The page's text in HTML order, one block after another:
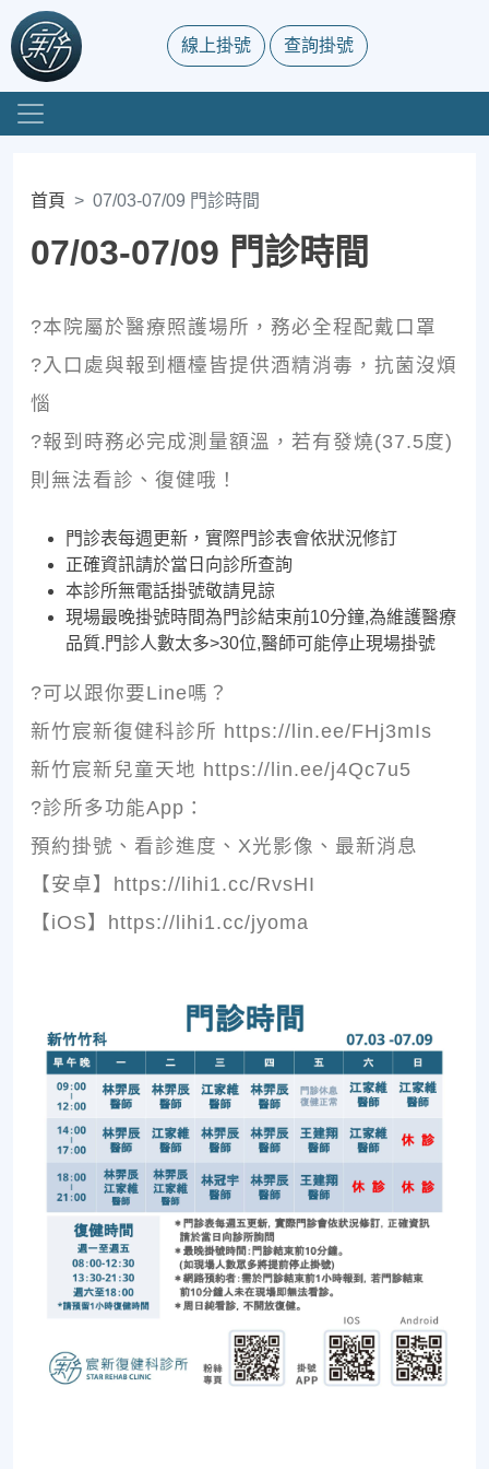
線上掛號 查詢掛號
首頁 07/03-07/09 門診時間
07/03-07/09 門診時間
?本院屬於醫療照護場所，務必全程配戴口罩
?入口處與報到櫃檯皆提供酒精消毒，抗菌沒煩
惱
?報到時務必完成測量額溫，若有發燒(37.5度)
則無法看診、復健哦！
門診表每週更新，實際門診表會依狀況修訂
正確資訊請於當日向診所查詢
本診所無電話掛號敬請見諒
現場最晚掛號時間為門診結束前10分鐘,為維護醫療
品質.門診人數太多>30位,醫師可能停止現場掛號
?可以跟你要Line嗎？
新竹宸新復健科診所 https://lin.ee/FHj3mIs
新竹宸新兒童天地 https://lin.ee/j4Qc7u5
?診所多功能App：
預約掛號、看診進度、X光影像、最新消息
【安卓】https://lihi1.cc/RvsHI
【iOS】https://lihi1.cc/jyoma